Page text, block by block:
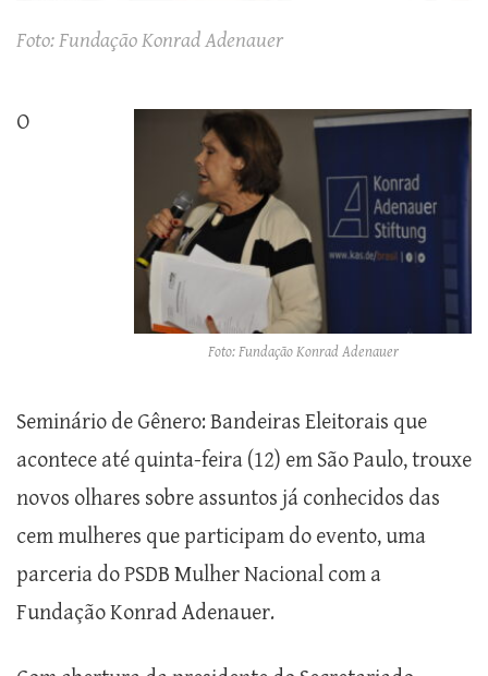
Foto: Fundação Konrad Adenauer
Foto: Fundação Konrad Adenauer
O
Seminário de Gênero: Bandeiras Eleitorais que
acontece até quinta-feira (12) em São Paulo, trouxe
novos olhares sobre assuntos já conhecidos das
cem mulheres que participam do evento, uma
parceria do PSDB Mulher Nacional com a
Fundação Konrad Adenauer.